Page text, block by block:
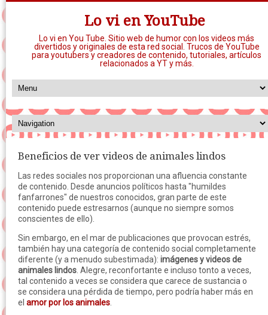
Lo vi en YouTube
Lo vi en You Tube. Sitio web de humor con los videos más
divertidos y originales de esta red social. Trucos de YouTube
para youtubers y creadores de contenido, tutoriales, artículos
relacionados a YT y más.
Beneficios de ver videos de animales lindos
Las redes sociales nos proporcionan una afluencia constante
de contenido. Desde anuncios políticos hasta "humildes
fanfarrones" de nuestros conocidos, gran parte de este
contenido puede estresarnos (aunque no siempre somos
conscientes de ello).
Sin embargo, en el mar de publicaciones que provocan estrés,
también hay una categoría de contenido social completamente
diferente (y a menudo subestimada): imágenes y videos de
animales lindos . Alegre, reconfortante e incluso tonto a veces,
tal contenido a veces se considera que carece de sustancia o
se considera una pérdida de tiempo, pero podría haber más en
el amor por los animales